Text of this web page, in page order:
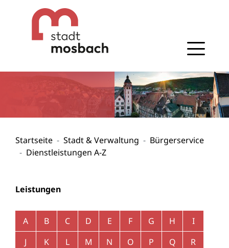
Gehe zum Navigationsbereich
Gehe zum Inhalt
Startseite Stadt & Verwaltung
Bürgerservice
Dienstleistungen A-Z
Leistungen
Alphabetisches Register überspringen
A B C D E F G H
I
J
K L M N O P Q
R